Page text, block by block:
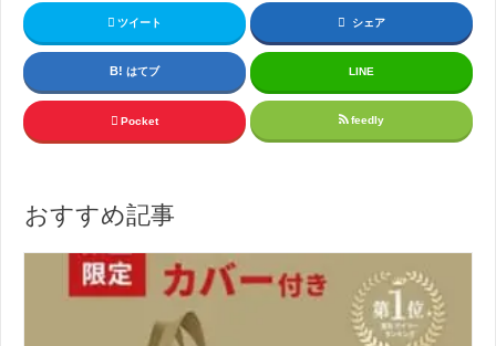
ツイート シェア
はてブ LINE
Pocket feedly
おすすめ記事